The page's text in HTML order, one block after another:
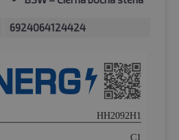
6924064124424